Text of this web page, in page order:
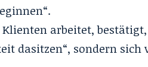
arbeitet,
dasitzen“, sondern sich